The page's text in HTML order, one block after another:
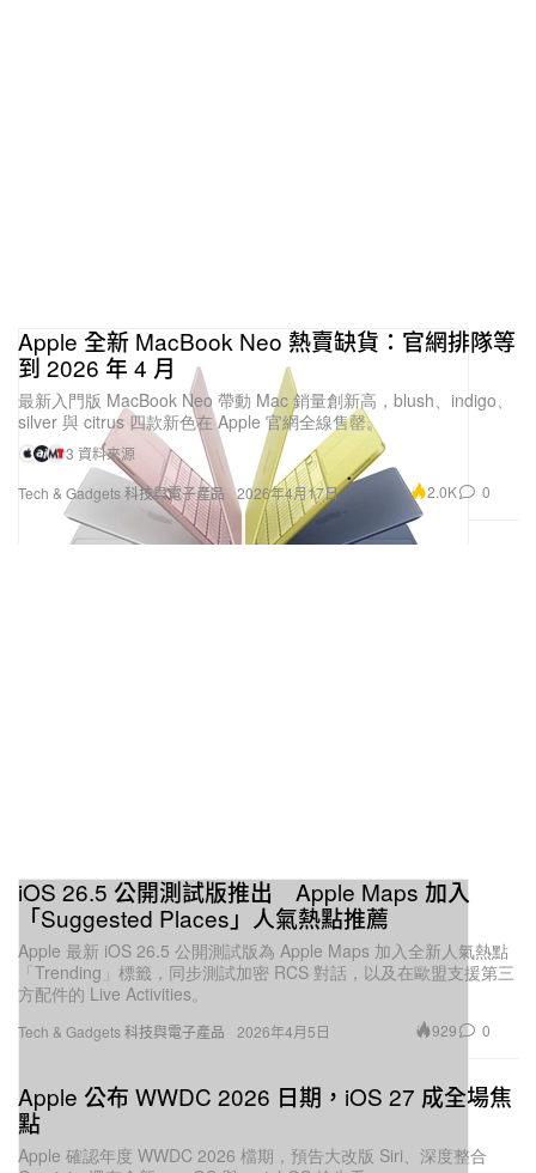
Tech & Gadgets 科技與電子產品
Apple 全新 MacBook Neo 熱賣缺貨：官網排隊等
到 2026 年 4 月
最新入門版 MacBook Neo 帶動 Mac 銷量創新高，blush、indigo、
silver 與 citrus 四款新色在 Apple 官網全線售罄。
3 資料來源
2026年4月17日
2.0K 0
Tech & Gadgets 科技與電子產品
iOS 26.5 公開測試版推出 Apple Maps 加入
「Suggested Places」人氣熱點推薦
Apple 最新 iOS 26.5 公開測試版為 Apple Maps 加入全新人氣熱點
「Trending」標籤，同步測試加密 RCS 對話，以及在歐盟支援第三
方配件的 Live Activities。
2026年4月5日 929 0
Apple 公布 WWDC 2026 日期，iOS 27 成全場焦
點
Apple 確認年度 WWDC 2026 檔期，預告大改版 Siri、深度整合